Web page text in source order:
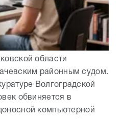
области
районным судом.
Волгоградской
обвиняется в
компьютерной